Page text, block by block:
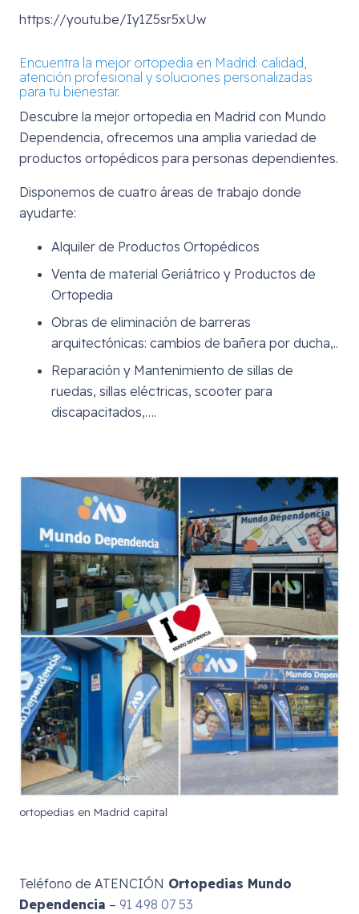
https://youtu.be/Iy1Z5sr5xUw
Encuentra la mejor ortopedia en Madrid: calidad,
atención profesional y soluciones personalizadas
para tu bienestar.
Descubre la mejor ortopedia en Madrid con Mundo
Dependencia, ofrecemos una amplia variedad de
productos ortopédicos para personas dependientes.
Disponemos de cuatro áreas de trabajo donde
ayudarte:
Alquiler de Productos Ortopédicos
Venta de material Geriátrico y Productos de
Ortopedia
Obras de eliminación de barreras
arquitectónicas: cambios de bañera por ducha,..
Reparación y Mantenimiento de sillas de
ruedas, sillas eléctricas, scooter para
discapacitados,….
ortopedias en Madrid capital
Teléfono de ATENCIÓN Ortopedias Mundo
Dependencia – 91 498 07 53